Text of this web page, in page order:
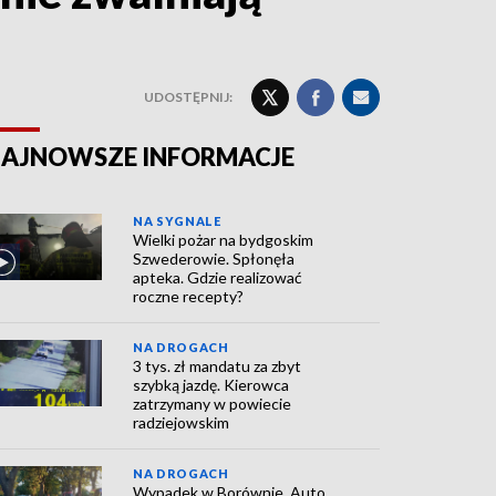
UDOSTĘPNIJ:
INFORMACJE
NA SYGNALE
Wielki pożar na bydgoskim
Szwederowie. Spłonęła
apteka. Gdzie realizować
roczne recepty?
NA DROGACH
3 tys. zł mandatu za zbyt
szybką jazdę. Kierowca
zatrzymany w powiecie
radziejowskim
NA DROGACH
Wypadek w Borównie. Auto